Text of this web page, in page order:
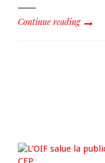
Continue reading